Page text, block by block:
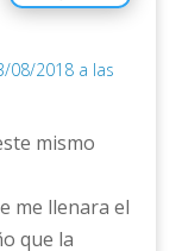
08/2018 a las
mismo
me llenara el
que la